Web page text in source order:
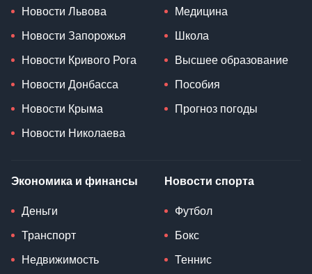
Новости Львова
Новости Запорожья
Новости Кривого Рога
Новости Донбасса
Новости Крыма
Новости Николаева
Медицина
Школа
Высшее образование
Пособия
Прогноз погоды
Экономика и финансы
Деньги
Транспорт
Недвижимость
Новости спорта
Футбол
Бокс
Теннис